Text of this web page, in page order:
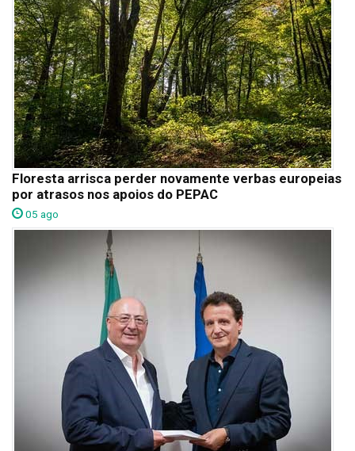
Floresta arrisca perder novamente verbas europeias
por atrasos nos apoios do PEPAC
05 ago